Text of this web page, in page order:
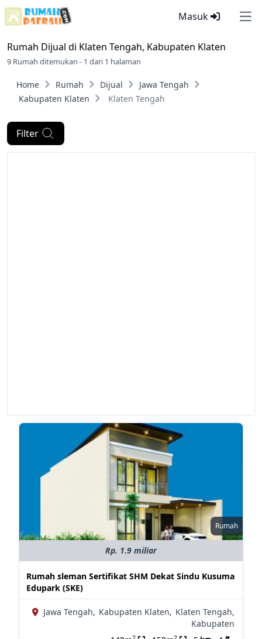
Masuk
Rumah Dijual di Klaten Tengah, Kabupaten Klaten
9 Rumah ditemukan - 1 dari 1 halaman
Home Rumah Dijual
Jawa Tengah
Kabupaten Klaten
Klaten Tengah
Filter
Rumah
Rp. 1.9 miliar
Rumah sleman Sertifikat SHM Dekat Sindu Kusuma
Edupark (SKE)
Jawa Tengah, Kabupaten Klaten, Klaten Tengah,
Kabupaten